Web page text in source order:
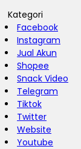
Kategori
Facebook
Instagram
Jual Akun
Shopee
Snack Video
Telegram
Tiktok
Twitter
Website
Youtube